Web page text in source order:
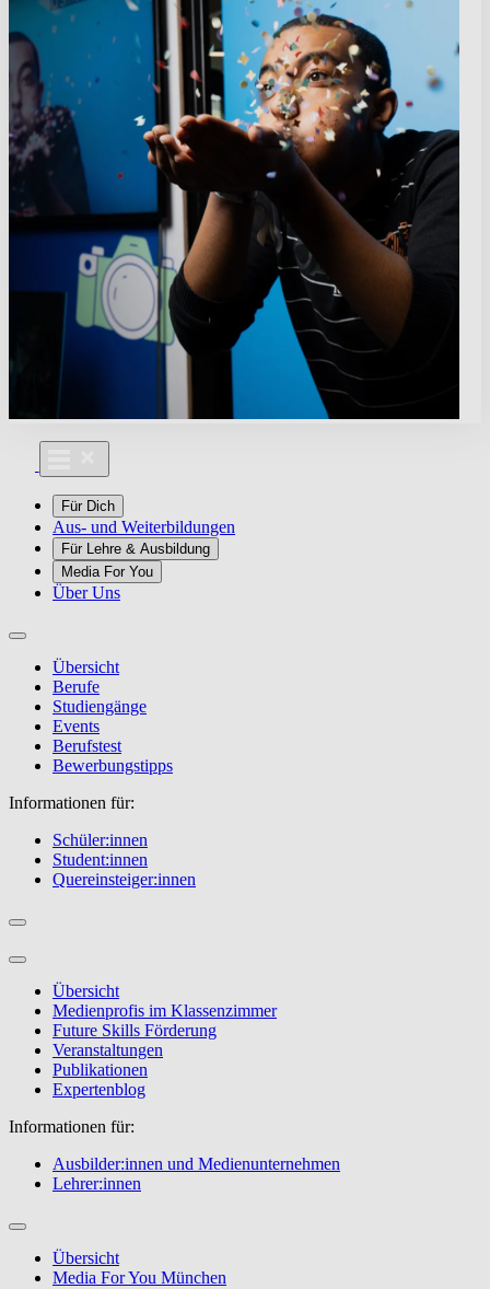
Für Dich
Aus- und Weiterbildungen
Für Lehre & Ausbildung
Media For You
Über Uns
Übersicht
Berufe
Studiengänge
Events
Berufstest
Bewerbungstipps
Informationen für:
Schüler:innen
Student:innen
Quereinsteiger:innen
Übersicht
Medienprofis im Klassenzimmer
Future Skills Förderung
Veranstaltungen
Publikationen
Expertenblog
Informationen für:
Ausbilder:innen und Medienunternehmen
Lehrer:innen
Übersicht
Media For You München